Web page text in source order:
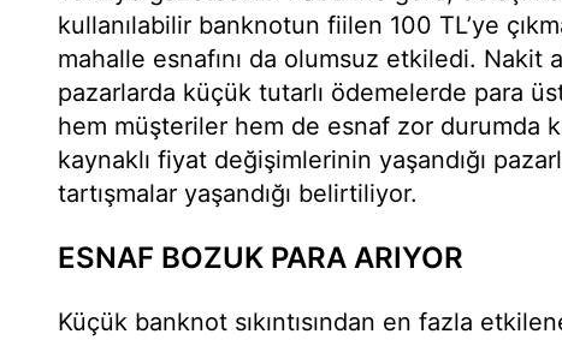
kullanılabilir banknotun fiilen 100 TL’ye
mahalle esnafını da olumsuz etkiledi. Nakit
pazarlarda küçük tutarlı ödemelerde para
hem müşteriler hem de esnaf zor durumda
kaynaklı fiyat değişimlerinin yaşandığı
tartışmalar yaşandığı belirtiliyor.
ESNAF BOZUK PARA ARIYOR
Küçük banknot sıkıntısından en fazla